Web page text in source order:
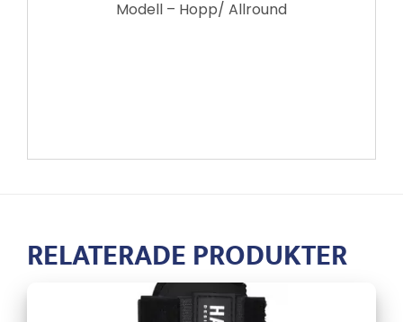
Modell – Hopp/ Allround
RELATERADE PRODUKTER